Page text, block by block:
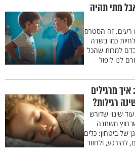
מתי תהיה
רעים. זה הסטרס
כמו בשדה
למרות שהכל
לנו ליפול
מרגילים
רגילות?
שינוי שדורש
משתנה
של ביטחון: כלים
להירגע, ולחזור